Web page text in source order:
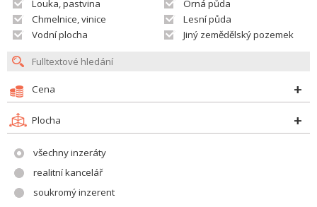
Louka, pastvina
Orná půda
Chmelnice, vinice
Lesní půda
Vodní plocha
Jiný zemědělský pozemek
Cena
Plocha
všechny inzeráty
realitní kancelář
soukromý inzerent